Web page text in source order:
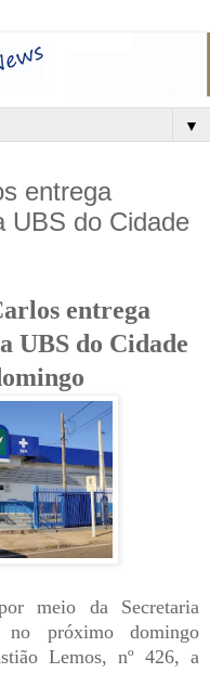
▼
entrega
UBS do Cidade
entrega
UBS do Cidade
meio da Secretaria
no próximo domingo
Lemos, nº 426, a